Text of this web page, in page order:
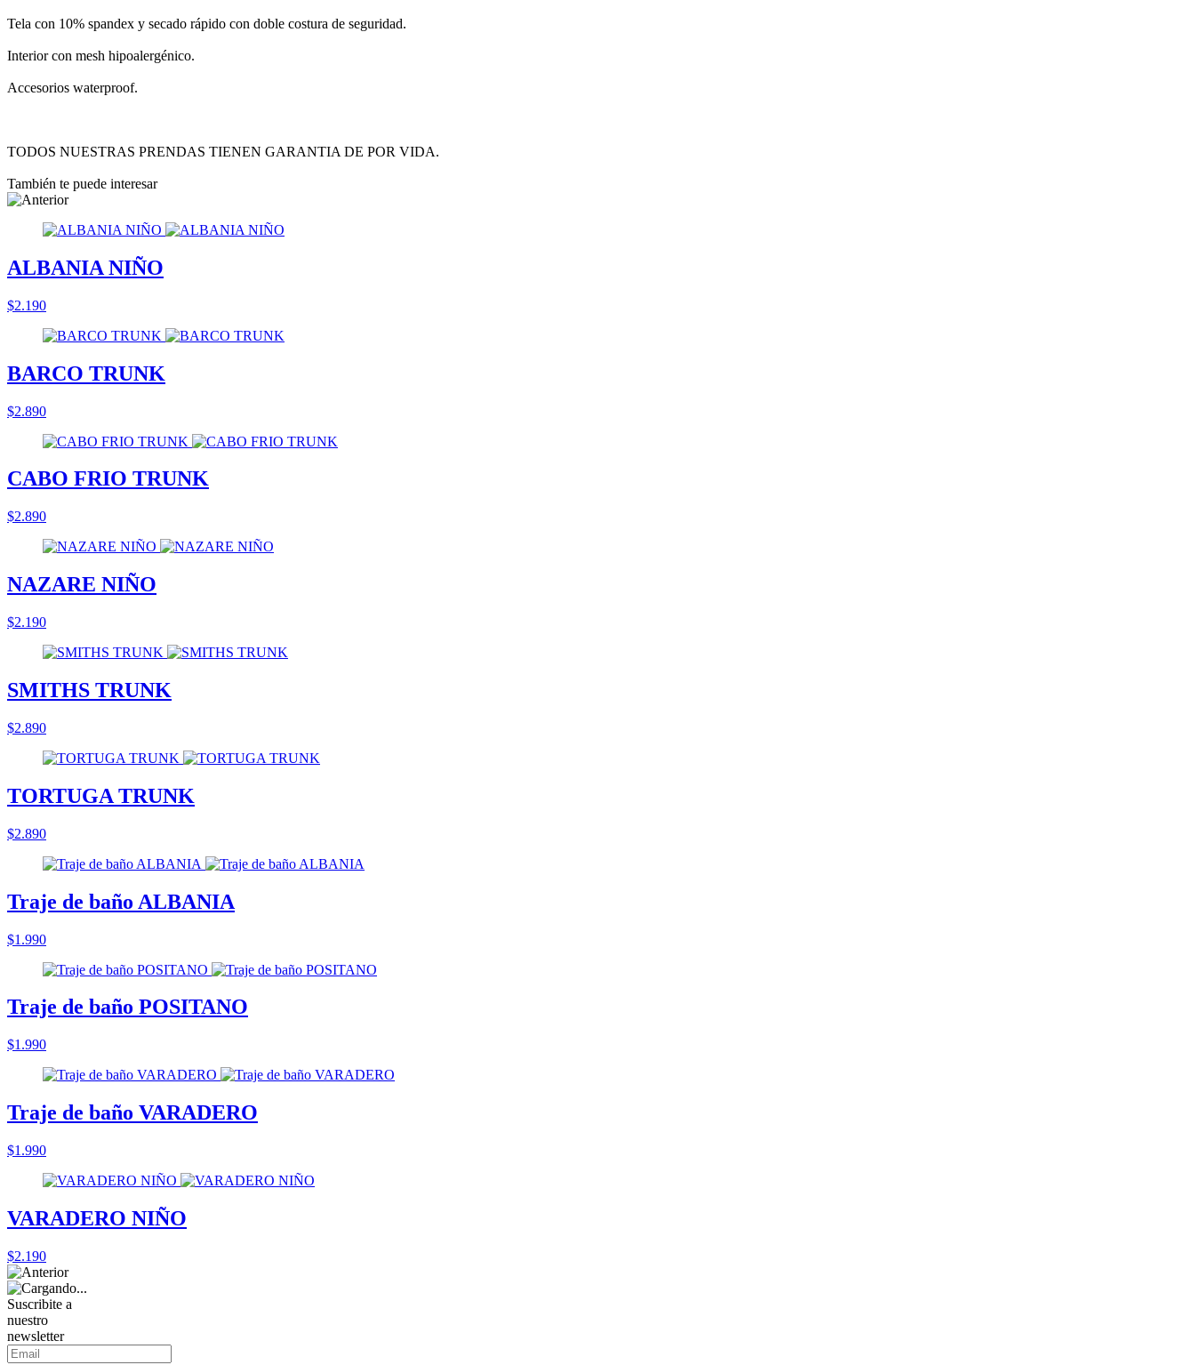
Tela con 10% spandex y secado rápido con doble costura de seguridad.
Interior con mesh hipoalergénico.
Accesorios waterproof.
TODOS NUESTRAS PRENDAS TIENEN GARANTIA DE POR VIDA.
También te puede interesar
ALBANIA NIÑO
$2.190
BARCO TRUNK
$2.890
CABO FRIO TRUNK
$2.890
NAZARE NIÑO
$2.190
SMITHS TRUNK
$2.890
TORTUGA TRUNK
$2.890
Traje de baño ALBANIA
$1.990
Traje de baño POSITANO
$1.990
Traje de baño VARADERO
$1.990
VARADERO NIÑO
$2.190
Suscribite a
nuestro
newsletter